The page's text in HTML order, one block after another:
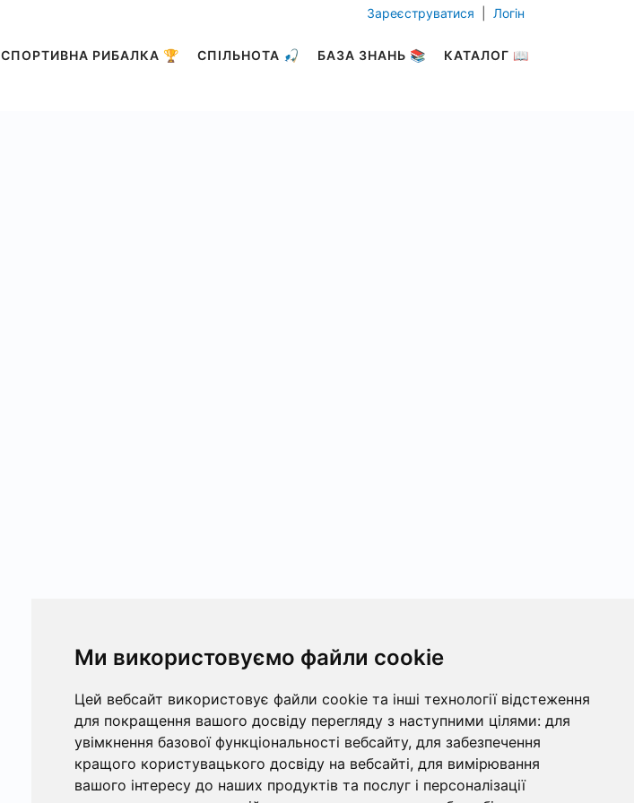
Ми використовуємо файли cookie
Цей вебсайт використовує файли cookie та інші технології відстеження
для покращення вашого досвіду перегляду з наступними цілями: для
увімкнення базової функціональності вебсайту, для забезпечення
кращого користувацького досвіду на вебсайті, для вимірювання
вашого інтересу до наших продуктів та послуг і персоналізації
СПОРТИВНА РИБАЛКА 🏆 СПІЛЬНОТА 🎣 БАЗА ЗНАНЬ 📚 КАТАЛОГ 📖
Зареєструватися Логін